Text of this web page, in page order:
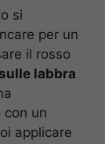
si
per un
il rosso
sulle labbra
con un
applicare